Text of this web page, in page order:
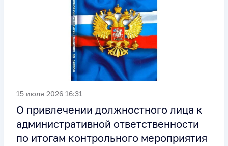
15 июля 2026 16:31
О привлечении должностного лица к
административной ответственности
по итогам контрольного мероприятия